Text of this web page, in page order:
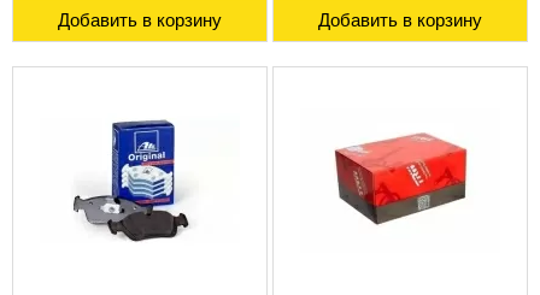
Добавить в корзину Добавить в корзину